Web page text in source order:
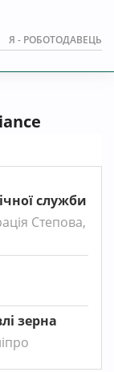
Я - РОБОТОДАВЕЦЬ
служби
Степова,
зерна